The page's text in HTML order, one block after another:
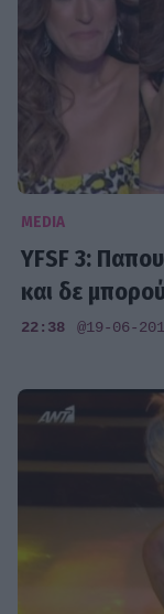
MEDIA
YFSF 3:
και δε
22:38 @19-06-